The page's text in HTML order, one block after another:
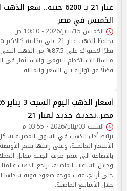
عيار 21 بـ 6200 جنيه.. سعر
الخميس في مصر
الخميس 15/يناير/2026 - 10:10 ص
يحافظ الذهب عيار 21 على
نظرًا لاحتوائه على 87.5% من
مناسبًا للاستخدام اليومي والاستثمار في
فضلًا عن توازنه بين السعر والمتانة.
مصر..تحديث جديد لعيار 21
السبت 03/يناير/2026 - 03:55 م
يرتبط أداء الذهب في السوق المصرية
الأسعار العالمية، وعلى رأسها سعر الأونصة
بالإضافة إلى سعر صرف الجنيه مقابل
وخلال الساعات الماضية، تراجع الذهب
جني أرباح، عقب موجة صعود قوية سجلها
خلال الأسابيع الماضية.